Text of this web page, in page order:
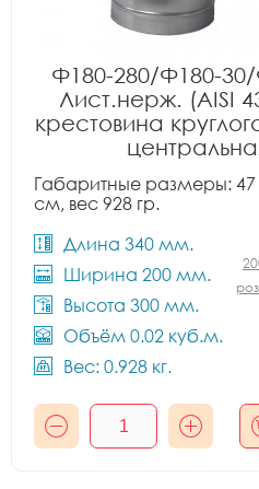
Ф180-280/Ф180-
Лист.нерж. (AISI
крестовина
Габаритные размеры: 47
см, вес 928 гр.
Длина 340 мм.
Ширина 200 мм.
Высота 300 мм.
Объём 0.02 куб.м.
Вес: 0.928 кг.